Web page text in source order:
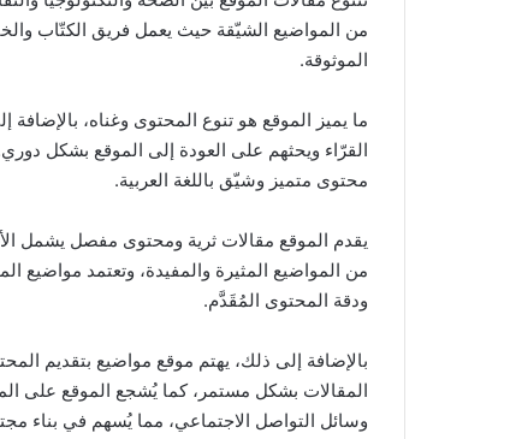
من المواضيع الشيّقة حيث يعمل فريق الكتّاب
الموثوقة.
ما يميز الموقع هو تنوع المحتوى وغناه،
القرّاء ويحثهم على العودة إلى الموقع بشكل
محتوى متميز وشيّق باللغة العربية.
يقدم الموقع مقالات ثرية ومحتوى مفصل يشمل
من المواضيع المثيرة والمفيدة، وتعتمد مواضيع
ودقة المحتوى المُقَدَّم.
بالإضافة إلى ذلك، يهتم موقع مواضيع بتقديم
المقالات بشكل مستمر، كما يُشجع الموقع على
وسائل التواصل الاجتماعي، مما يُسهم في بناء